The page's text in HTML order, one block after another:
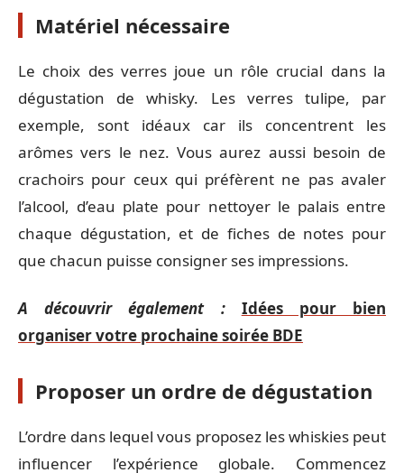
Matériel nécessaire
Le choix des verres joue un rôle crucial dans la
dégustation de whisky. Les verres tulipe, par
exemple, sont idéaux car ils concentrent les
arômes vers le nez. Vous aurez aussi besoin de
crachoirs pour ceux qui préfèrent ne pas avaler
l’alcool, d’eau plate pour nettoyer le palais entre
chaque dégustation, et de fiches de notes pour
que chacun puisse consigner ses impressions.
A découvrir également :
Idées pour bien
organiser votre prochaine soirée BDE
Proposer un ordre de dégustation
L’ordre dans lequel vous proposez les whiskies peut
influencer l’expérience globale. Commencez